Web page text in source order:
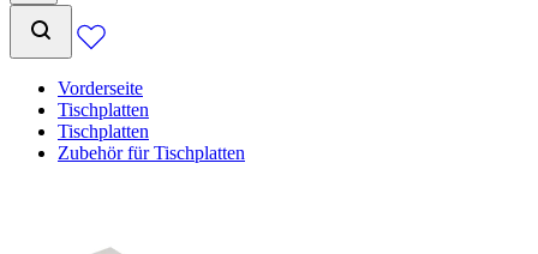
Vorderseite
Tischplatten
Tischplatten
Zubehör für Tischplatten